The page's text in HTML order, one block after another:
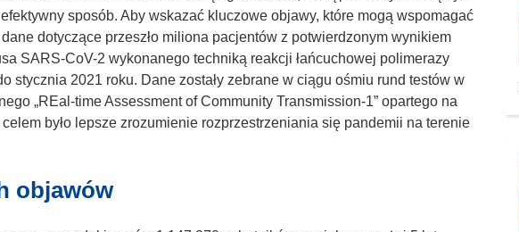
o
ś
n
i
k
o
z
sposób. Aby wskazać kluczowe objawy, które mogą wspomagać
dotyczące przeszło miliona pacjentów z potwierdzonym wynikiem
SARS-CoV-2 wykonanego techniką reakcji łańcuchowej polimerazy
stycznia 2021 roku. Dane zostały zebrane w ciągu ośmiu rund testów w
„REal-time Assessment of Community Transmission-1” opartego na
było lepsze zrozumienie rozprzestrzeniania się pandemii na terenie
objawów